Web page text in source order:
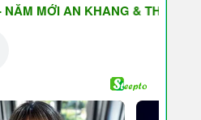
KHANG & THỊNH VƯỢNG ♥